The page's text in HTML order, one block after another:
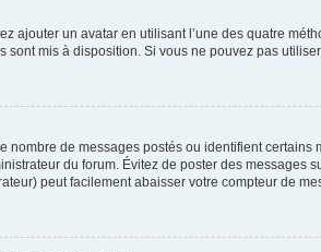
ajouter un avatar en utilisant l’une des quatre
mis à disposition. Si vous ne pouvez pas
nombre de messages postés ou identifient
du forum. Évitez de poster des
peut facilement abaisser votre compteur de